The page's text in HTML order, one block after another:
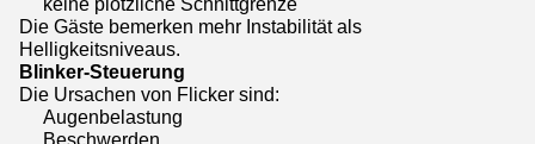
Die Gäste bemerken mehr Instabilität als
Helligkeitsniveaus.
Blinker-Steuerung
Die Ursachen von Flicker sind:
Augenbelastung
Beschwerden